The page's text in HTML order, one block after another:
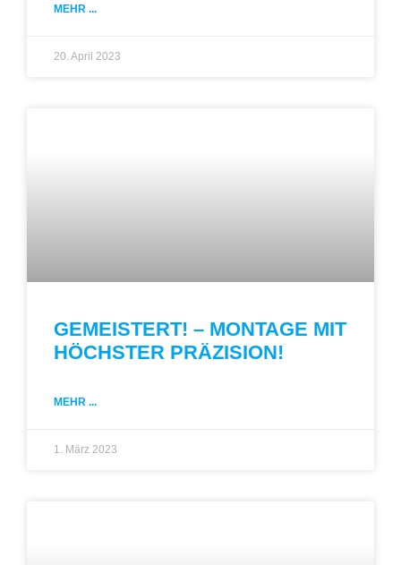
MEHR ...
20. April 2023
GEMEISTERT! – MONTAGE MIT
HÖCHSTER PRÄZISION!
MEHR ...
1. März 2023